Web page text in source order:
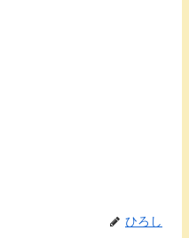
ひろし